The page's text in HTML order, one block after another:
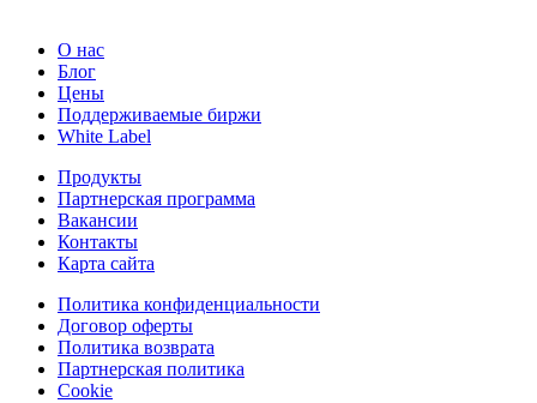
О нас
Блог
Цены
Поддерживаемые биржи
White Label
Продукты
Партнерская программа
Вакансии
Контакты
Карта сайта
Политика конфиденциальности
Договор оферты
Политика возврата
Партнерская политика
Cookie